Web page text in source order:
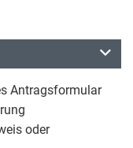
Antragsformular
oder